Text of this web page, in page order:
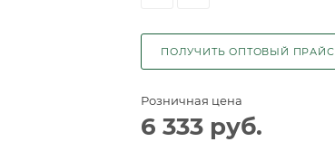
ПОЛУЧИТЬ ОПТОВЫЙ ПРАЙС
Розничная цена
6 333 руб.